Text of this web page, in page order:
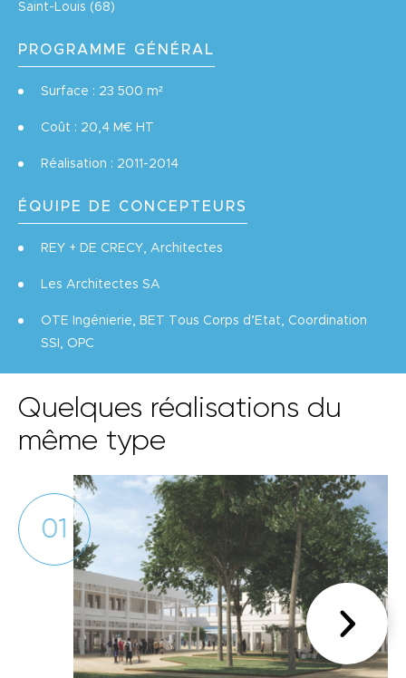
Saint-Louis (68)
PROGRAMME GÉNÉRAL
Surface : 23 500 m²
Coût : 20,4 M€ HT
Réalisation : 2011-2014
ÉQUIPE DE CONCEPTEURS
REY + DE CRECY, Architectes
Les Architectes SA
OTE Ingénierie, BET Tous Corps d’Etat, Coordination
SSI, OPC
Quelques réalisations du
même type
01